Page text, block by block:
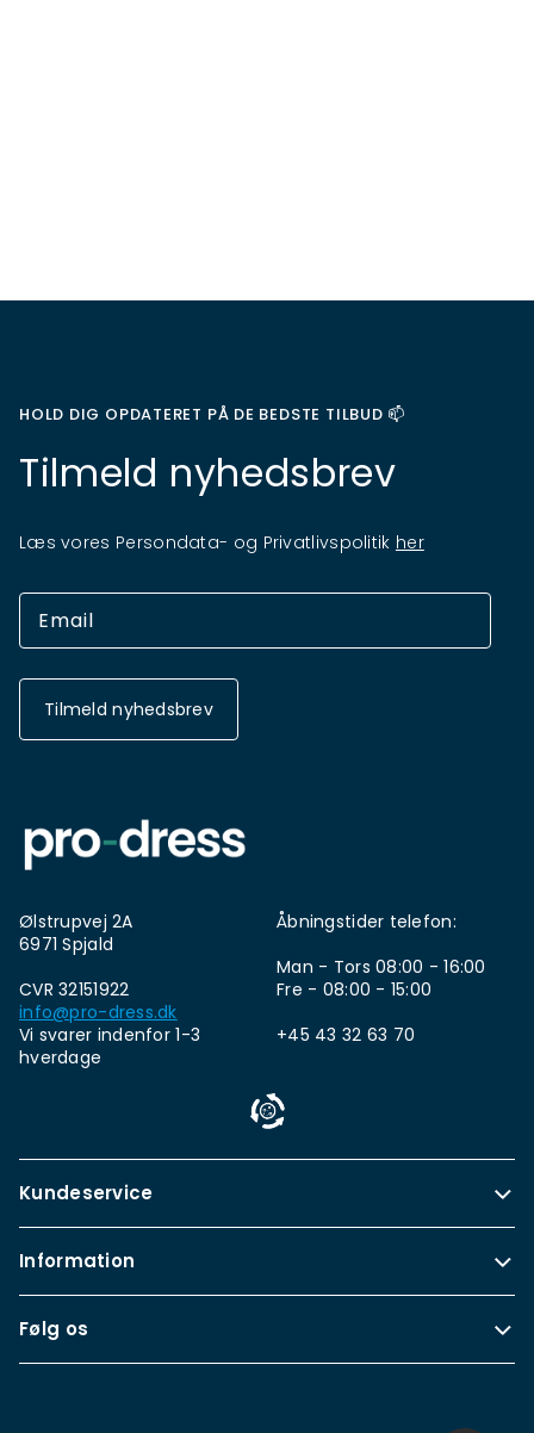
HOLD DIG OPDATERET PÅ DE BEDSTE TILBUD 📫
Tilmeld nyhedsbrev
Læs vores Persondata- og Privatlivspolitik her
Tilmeld nyhedsbrev
Ølstrupvej 2A
6971 Spjald
CVR 32151922
info@pro-dress.dk
Vi svarer indenfor 1-3
hverdage
Åbningstider telefon:
Man - Tors 08:00 - 16:00
Fre - 08:00 - 15:00
+45 43 32 63 70
Kundeservice
Information
Følg os